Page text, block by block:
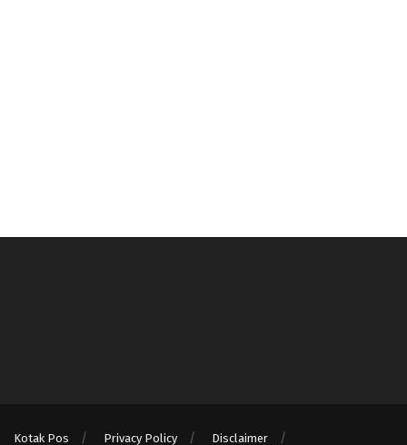
Kotak Pos Privacy Policy Disclaimer